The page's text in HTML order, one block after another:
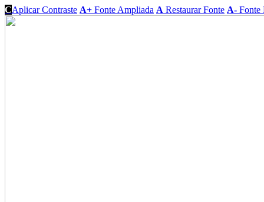
CAplicar Contraste A+ Fonte Ampliada A Restaurar Fonte A- Fonte